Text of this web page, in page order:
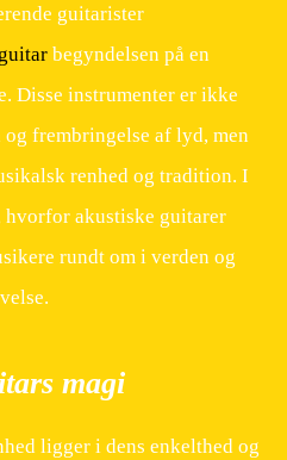
guitarister
begyndelsen på en
Disse instrumenter er ikke
frembringelse af lyd, men
renhed og tradition. I
akustiske guitarer
rundt om i verden og
magi
ligger i dens enkelthed og